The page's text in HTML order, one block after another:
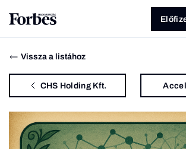
Vissza a listához
CHS Holding Kft.